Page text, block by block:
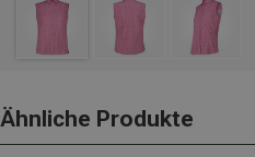
Ähnliche Produkte